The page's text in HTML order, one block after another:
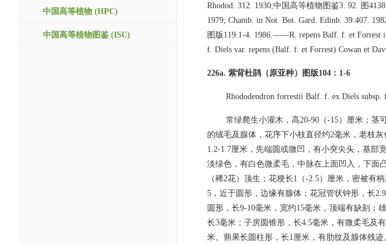
中国高等植物 (HPC)
中国高等植物图鉴 (ISC)
Rhodod. 312. 1930;中国高等植物图鉴3: 92. 图
1979; Chamb. in Not. Bot. Gard. Edinb. 39:407.
图版119:1-4. 1986.——R. repens Balf. f. et
f. Diels var. repens (Balf. f. et Forrest) Cowan et
226a. 紫背杜鹃（原亚种）图版104：1-6
Rhododendron forrestii Balf. f. ex Diels subsp.
常绿爬生小灌木，高20-90（-15）厘米；茎
的绒毛及腺体，花序下小枝直径约2毫米，老枝
1.2-1.7厘米，先端圆或微凹，有小突尖头，基部
淡绿色，有白色微柔毛，中脉在上面凹入，下面
（稀2花）顶生；花梗长1（-2.5）厘米，密被有
5，近于圆形，边缘有腺体；花冠管状钟形，长
圆形，长9-10毫米，宽约15毫米，顶端有缺刻；
长3毫米；子房圆锥形，长4.5毫米，有微柔毛及
米。蒴果长圆柱形，长1厘米，有肋纹及腺体残迹